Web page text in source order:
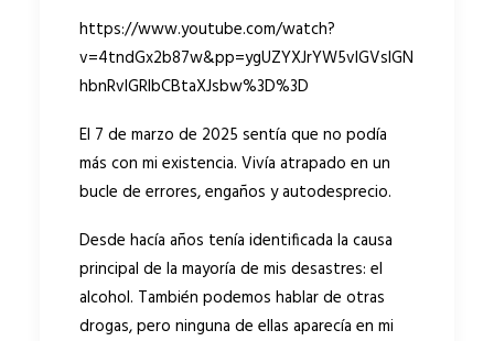
https://www.youtube.com/watch?
v=4tndGx2b87w&pp=ygUZYXJrYW5vIGVsIGN
hbnRvIGRlbCBtaXJsbw%3D%3D
El 7 de marzo de 2025 sentía que no podía
más con mi existencia. Vivía atrapado en un
bucle de errores, engaños y autodesprecio.
Desde hacía años tenía identificada la causa
principal de la mayoría de mis desastres: el
alcohol. También podemos hablar de otras
drogas, pero ninguna de ellas aparecía en mi